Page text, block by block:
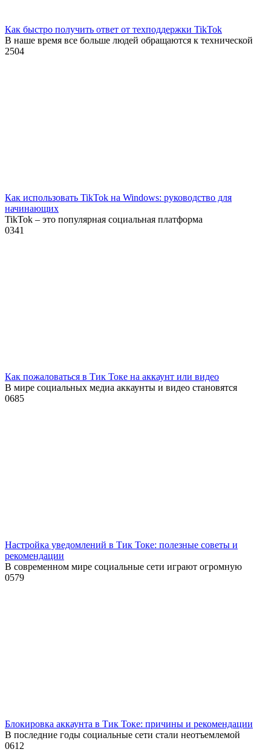
Как быстро получить ответ от техподдержки TikTok
В наше время все больше людей обращаются к технической
2504
Как использовать TikTok на Windows: руководство для
начинающих
TikTok – это популярная социальная платформа
0341
Как пожаловаться в Тик Токе на аккаунт или видео
В мире социальных медиа аккаунты и видео становятся
0685
Настройка уведомлений в Тик Токе: полезные советы и
рекомендации
В современном мире социальные сети играют огромную
0579
Блокировка аккаунта в Тик Токе: причины и рекомендации
В последние годы социальные сети стали неотъемлемой
0612